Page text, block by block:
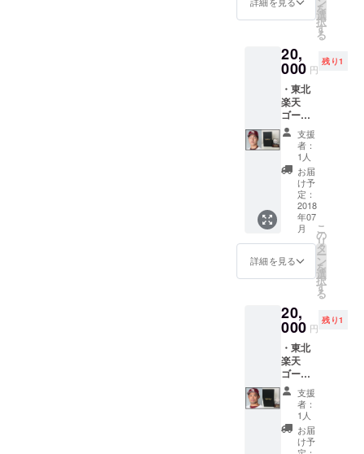
き渡し
をいた
しま
す。 ※
保安距
離に近
いた
め、当
日の風
速次第
では青
葉山交
流広場
の席に
移って
可能性
があり
場合に
ついて
の返金
は致し
ません
のでご
了承ね
がいま
す。
限りま
す。 ※
発送が
間に合
わない
場合に
ついて
は花火
祭当日
チケッ
チェッ
ク場所
にて引
き渡し
をいた
しま
ついて
の返金
は致し
ません
のでご
了承ね
がいま
す。
８月５
日の河
朝刊へ
の新聞
広告の
記載を
し支援
の御礼
を発信
しま
す。※７
月３１
日まで
支援し
て頂い
た方に
限りま
す。
を
選
択
す
る
20,
000 円
残り1
・東北
楽天
ゴール
デン
イーグ
ルス茂
木栄五
郎選手
のサイ
ンボー
ルをお
返しし
ます。
・ま
た、８
月５日
新報朝
刊への
新聞広
告の記
載をし
支援の
御礼を
発信し
ます。※
７月３
１日ま
支援
者：
1人
お届
け予
定：
2018
年07
月
詳細を見る
こ
の
リ
タ
ー
ン
を
選
択
す
る
20,
000 円
残り1
・東北
楽天
ゴール
デン
イーグ
ルス今
江年晶
選手の
支援
者：
1人
お届
け予